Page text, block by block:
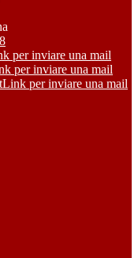
per inviare una mail
per inviare una mail
Link per inviare una mail